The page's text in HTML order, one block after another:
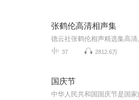
张鹤伦高清相声集
37 2812.6万
国庆节